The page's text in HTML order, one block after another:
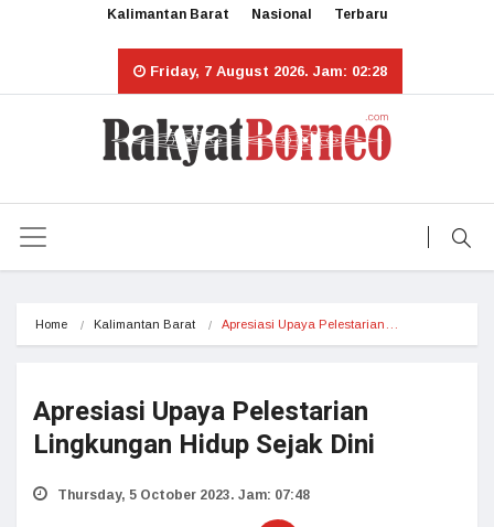
Kalimantan Barat Nasional Terbaru
Friday, 7 August 2026. Jam: 02:28
Home Kalimantan Barat Apresiasi Upaya Pelestarian…
Apresiasi Upaya Pelestarian
Lingkungan Hidup Sejak Dini
Thursday, 5 October 2023. Jam: 07:48